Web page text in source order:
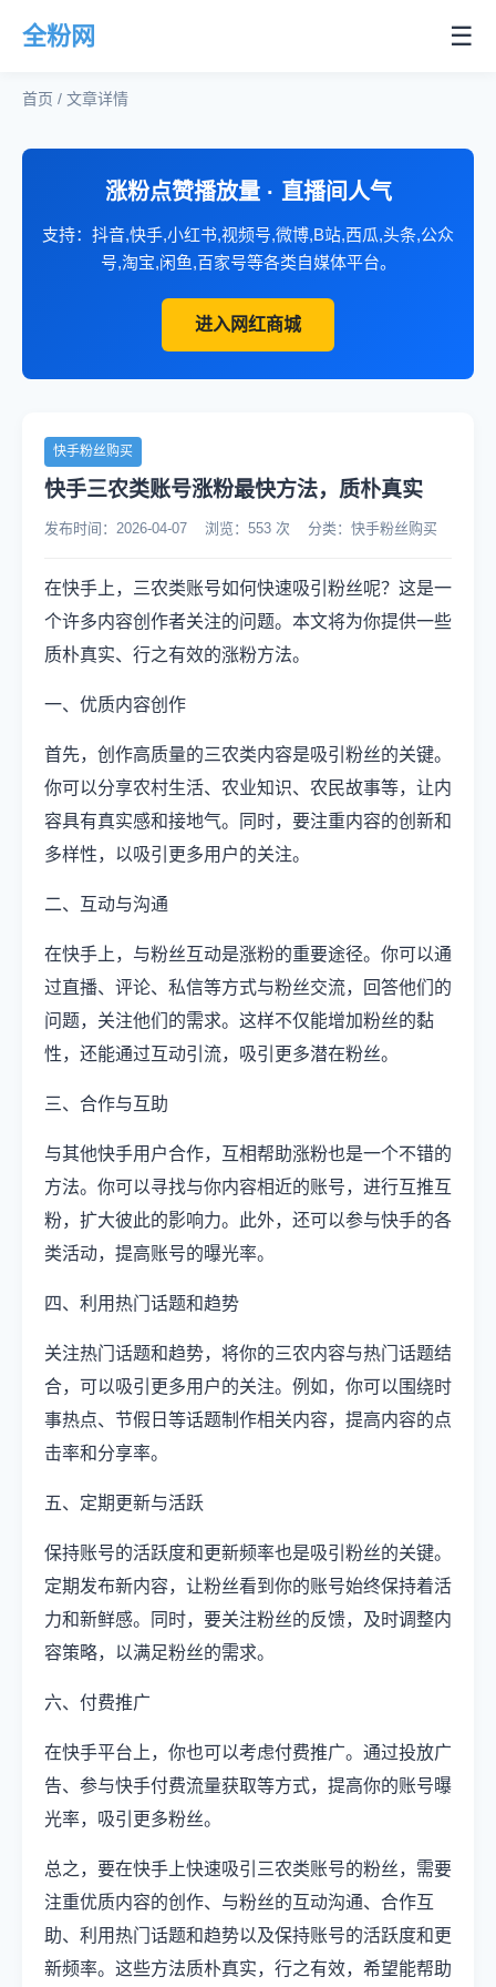
全粉网 ☰
首页 / 文章详情
涨粉点赞播放量 · 直播间人气
支持：抖音,快手,小红书,视频号,微博,B站,西瓜,头条,公众
号,淘宝,闲鱼,百家号等各类自媒体平台。
进入网红商城
快手粉丝购买
快手三农类账号涨粉最快方法，质朴真实
发布时间：2026-04-07 浏览：553 次 分类：快手粉丝购买
在快手上，三农类账号如何快速吸引粉丝呢？这是一
个许多内容创作者关注的问题。本文将为你提供一些
质朴真实、行之有效的涨粉方法。
一、优质内容创作
首先，创作高质量的三农类内容是吸引粉丝的关键。
你可以分享农村生活、农业知识、农民故事等，让内
容具有真实感和接地气。同时，要注重内容的创新和
多样性，以吸引更多用户的关注。
二、互动与沟通
在快手上，与粉丝互动是涨粉的重要途径。你可以通
过直播、评论、私信等方式与粉丝交流，回答他们的
问题，关注他们的需求。这样不仅能增加粉丝的黏
性，还能通过互动引流，吸引更多潜在粉丝。
三、合作与互助
与其他快手用户合作，互相帮助涨粉也是一个不错的
方法。你可以寻找与你内容相近的账号，进行互推互
粉，扩大彼此的影响力。此外，还可以参与快手的各
类活动，提高账号的曝光率。
四、利用热门话题和趋势
关注热门话题和趋势，将你的三农内容与热门话题结
合，可以吸引更多用户的关注。例如，你可以围绕时
事热点、节假日等话题制作相关内容，提高内容的点
击率和分享率。
五、定期更新与活跃
保持账号的活跃度和更新频率也是吸引粉丝的关键。
定期发布新内容，让粉丝看到你的账号始终保持着活
力和新鲜感。同时，要关注粉丝的反馈，及时调整内
容策略，以满足粉丝的需求。
六、付费推广
在快手平台上，你也可以考虑付费推广。通过投放广
告、参与快手付费流量获取等方式，提高你的账号曝
光率，吸引更多粉丝。
总之，要在快手上快速吸引三农类账号的粉丝，需要
注重优质内容的创作、与粉丝的互动沟通、合作互
助、利用热门话题和趋势以及保持账号的活跃度和更
新频率。这些方法质朴真实，行之有效，希望能帮助